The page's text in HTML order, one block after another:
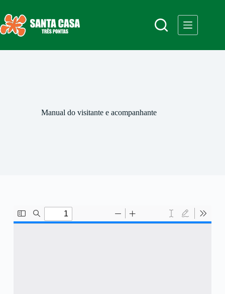
Manual do visitante e acompanhante